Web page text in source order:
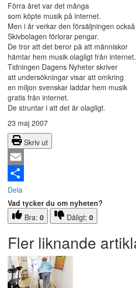
Förra året var det många
som köpte musik på internet.
Men i år verkar den försäljningen
Skivbolagen förlorar pengar.
De tror att det beror på att människor
hämtar hem musik olagligt från internet.
Tidningen Dagens Nyheter skriver
att undersökningar visar att omkring
en miljon svenskar laddar hem musik
gratis från internet.
De struntar i att det är olagligt.
23 maj 2007
Skriv ut
Email
Dela
Vad tycker du om nyheten?
Bra: 0 Dåligt: 0
Fler liknande